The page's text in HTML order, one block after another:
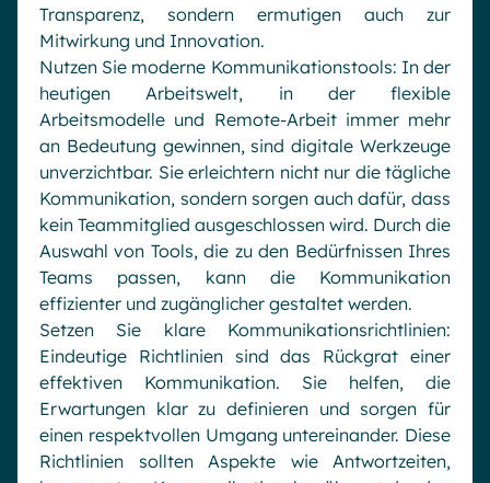
Transparenz, sondern ermutigen auch zur
Mitwirkung und Innovation.
Nutzen Sie moderne Kommunikationstools: In der
heutigen Arbeitswelt, in der flexible
Arbeitsmodelle und Remote-Arbeit immer mehr
an Bedeutung gewinnen, sind digitale Werkzeuge
unverzichtbar. Sie erleichtern nicht nur die tägliche
Kommunikation, sondern sorgen auch dafür, dass
kein Teammitglied ausgeschlossen wird. Durch die
Auswahl von Tools, die zu den Bedürfnissen Ihres
Teams passen, kann die Kommunikation
effizienter und zugänglicher gestaltet werden.
Setzen Sie klare Kommunikationsrichtlinien:
Eindeutige Richtlinien sind das Rückgrat einer
effektiven Kommunikation. Sie helfen, die
Erwartungen klar zu definieren und sorgen für
einen respektvollen Umgang untereinander. Diese
Richtlinien sollten Aspekte wie Antwortzeiten,